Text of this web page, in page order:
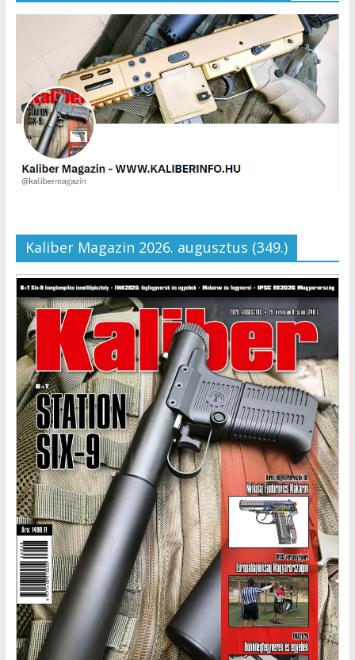
Kaliber Magazin 2026. augusztus (349.)